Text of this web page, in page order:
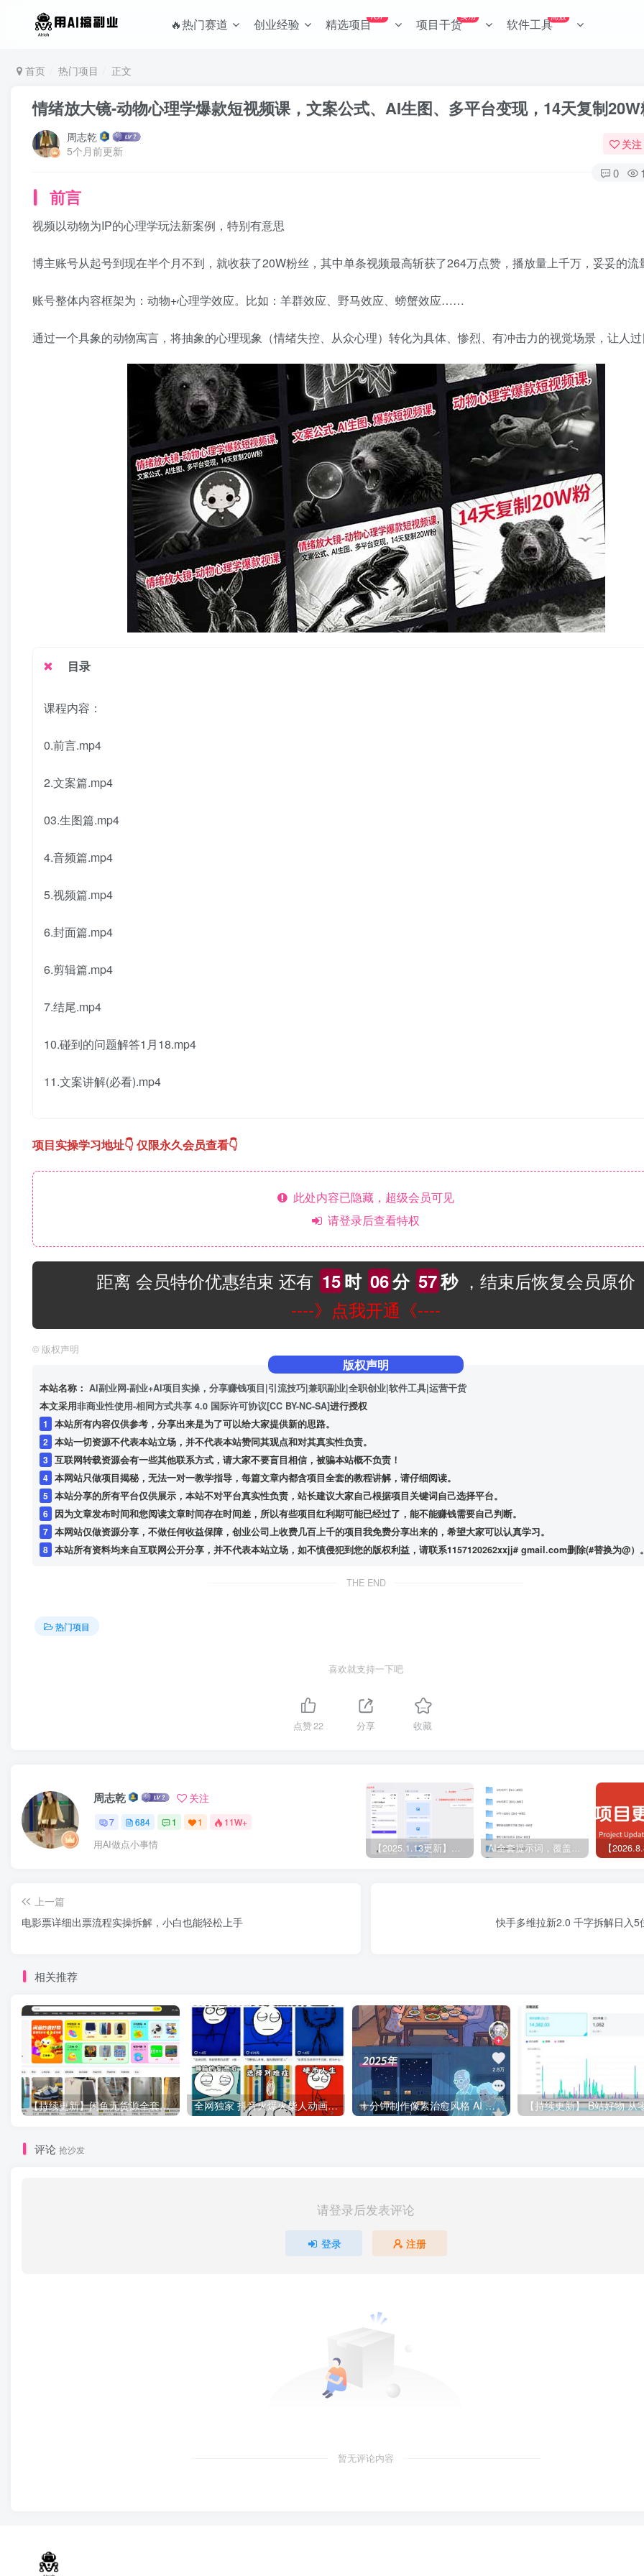
🔥热门赛道 创业经验 精选项目TOP 项目干货实用 软件工具高效
首页 热门项目 正文
情绪放大镜-动物心理学爆款短视频课，文案公式、AI生图、多平台变现，14天复制
周志乾
5个月前更新
关注
0
前言
视频以动物为IP的心理学玩法新案例，特别有意思
博主账号从起号到现在半个月不到，就收获了20W粉丝，其中单条视频最高斩获了264万点赞，播放量上千万，妥妥的流
账号整体内容框架为：动物+心理学效应。比如：羊群效应、野马效应、螃蟹效应……
通过一个具象的动物寓言，将抽象的心理现象（情绪失控、从众心理）转化为具体、惨烈、有冲击力的视觉场景，让人
目录
课程内容：
0.前言.mp4
2.文案篇.mp4
03.生图篇.mp4
4.音频篇.mp4
5.视频篇.mp4
6.封面篇.mp4
6.剪辑篇.mp4
7.结尾.mp4
10.碰到的问题解答1月18.mp4
11.文案讲解(必看).mp4
项目实操学习地址👇 仅限永久会员查看👇
此处内容已隐藏，超级会员可见
请登录后查看特权
距离 会员特价优惠结束 还有 15时 06分 56秒，结束后恢复会员原价
----》点我开通《----
© 版权声明
版权声明
本站名称： AI副业网-副业+AI项目实操，分享赚钱项目|引流技巧|兼职副业|全职创业|软件工具|运营干货
本文采用非商业性使用-相同方式共享 4.0 国际许可协议[CC BY-NC-SA]进行授权
1
本站所有内容仅供参考，分享出来是为了可以给大家提供新的思路。
2 本站一切资源不代表本站立场，并不代表本站赞同其观点和对其真实性负责。
3 互联网转载资源会有一些其他联系方式，请大家不要盲目相信，被骗本站概不负责！
4 本网站只做项目揭秘，无法一对一教学指导，每篇文章内都含项目全套的教程讲解，请仔细阅读。
5 本站分享的所有平台仅供展示，本站不对平台真实性负责，站长建议大家自己根据项目关键词自己选择平台。
6 因为文章发布时间和您阅读文章时间存在时间差，所以有些项目红利期可能已经过了，能不能赚钱需要自己判断。
7 本网站仅做资源分享，不做任何收益保障，创业公司上收费几百上千的项目我免费分享出来的，希望大家可以认真学习。
8 本站所有资料均来自互联网公开分享，并不代表本站立场，如不慎侵犯到您的版权利益，请联系1157120262xxjj# gmail.com删除(#替换为@）
THE END
热门项目
喜欢就支持一下吧
点赞22 分享 收藏
周志乾 关注
7 684 1 1 11W+
用AI做点小事情 【2025.1.13更新】Coze应用实战 如何利用coze应用功能，开发一个小程序，并发布到微信 AI全套提示词，覆盖微头条、小说、短视频脚本等32+创作场景
上一篇
电影票详细出票流程实操拆解，小白也能轻松上手
快手多维拉新2.0 千字拆解日入5
相关推荐
【持续更新】闲鱼无货源全套实操指南+案例复盘，新手直接抄作业 全网独家 抖音火爆火柴人动画情感哲学赛道，30个作品400W多赞，制作简单，流量大【教学+素材】 十分钟制作像素治愈风格 AI 视频，10万+ 不是梦！
评论 抢沙发
请登录后发表评论
登录 注册
暂无评论内容